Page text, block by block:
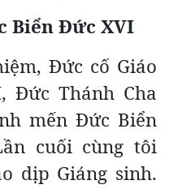
Biển Đức XVI
Đức cố Giáo
Đức Thánh Cha
mến Đức Biển
cuối cùng tôi
dịp Giáng sinh.